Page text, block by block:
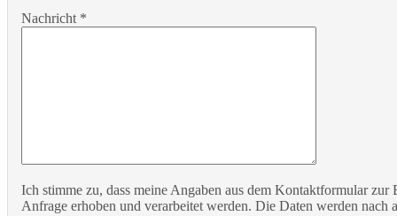
Nachricht *
Ich stimme zu, dass meine Angaben aus dem Kontaktformular zur
Anfrage erhoben und verarbeitet werden. Die Daten werden nach